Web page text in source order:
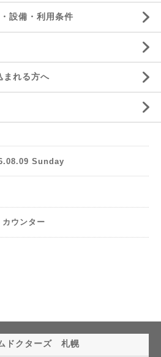
設備・利用条件
まれる方へ
Sunday
カウンター
ドクターズ 札幌